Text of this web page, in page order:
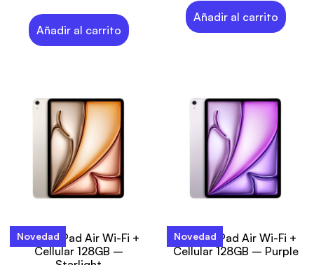
Añadir al carrito
Añadir al carrito
Novedad
13-inch iPad Air Wi-Fi +
Cellular 128GB –
Novedad
13-inch iPad Air Wi-Fi +
Cellular 128GB – Purple